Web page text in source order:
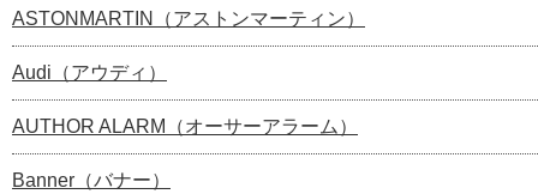
ASTONMARTIN（アストンマーティン）
Audi（アウディ）
AUTHOR ALARM（オーサーアラーム）
Banner（バナー）